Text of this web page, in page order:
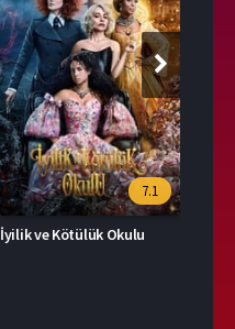
7.1
İyilik ve Kötülük Okulu